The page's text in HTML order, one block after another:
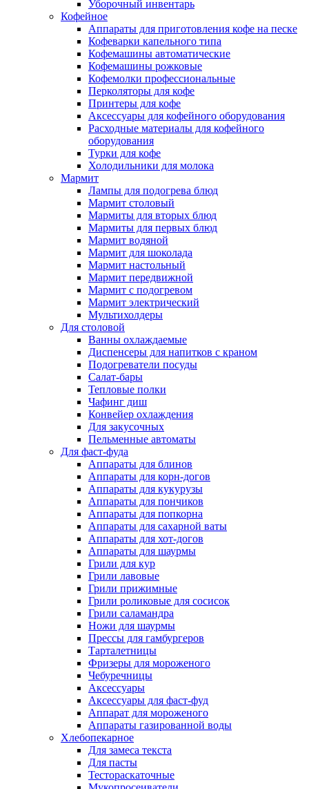
Уборочный инвентарь
Кофейное
Аппараты для приготовления кофе на песке
Кофеварки капельного типа
Кофемашины автоматические
Кофемашины рожковые
Кофемолки профессиональные
Перколяторы для кофе
Принтеры для кофе
Аксессуары для кофейного оборудования
Расходные материалы для кофейного
оборудования
Турки для кофе
Холодильники для молока
Мармит
Лампы для подогрева блюд
Мармит столовый
Мармиты для вторых блюд
Мармиты для первых блюд
Мармит водяной
Мармит для шоколада
Мармит настольный
Мармит передвижной
Мармит с подогревом
Мармит электрический
Мультихолдеры
Для столовой
Ванны охлаждаемые
Диспенсеры для напитков с краном
Подогреватели посуды
Салат-бары
Тепловые полки
Чафинг диш
Конвейер охлаждения
Для закусочных
Пельменные автоматы
Для фаст-фуда
Аппараты для блинов
Аппараты для корн-догов
Аппараты для кукурузы
Аппараты для пончиков
Аппараты для попкорна
Аппараты для сахарной ваты
Аппараты для хот-догов
Аппараты для шаурмы
Грили для кур
Грили лавовые
Грили прижимные
Грили роликовые для сосисок
Грили саламандра
Ножи для шаурмы
Прессы для гамбургеров
Тарталетницы
Фризеры для мороженого
Чебуречницы
Аксессуары
Аксессуары для фаст-фуд
Аппарат для мороженого
Аппараты газированной воды
Хлебопекарное
Для замеса текста
Для пасты
Тестораскаточные